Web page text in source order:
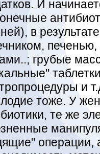
И
в
грубые
и
тоже. У
те же
операции,